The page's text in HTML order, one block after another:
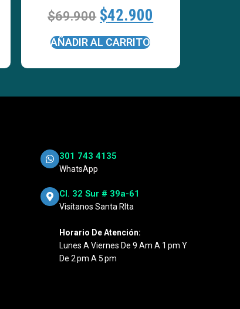
$69.900 $42.900
AÑADIR AL CARRITO
301 743 4135
WhatsApp
Cl. 32 Sur # 39a-61
Visítanos Santa RIta
Horario De Atención:
Lunes A Viernes De 9 Am A 1 Pm Y
De 2 Pm A 5 Pm